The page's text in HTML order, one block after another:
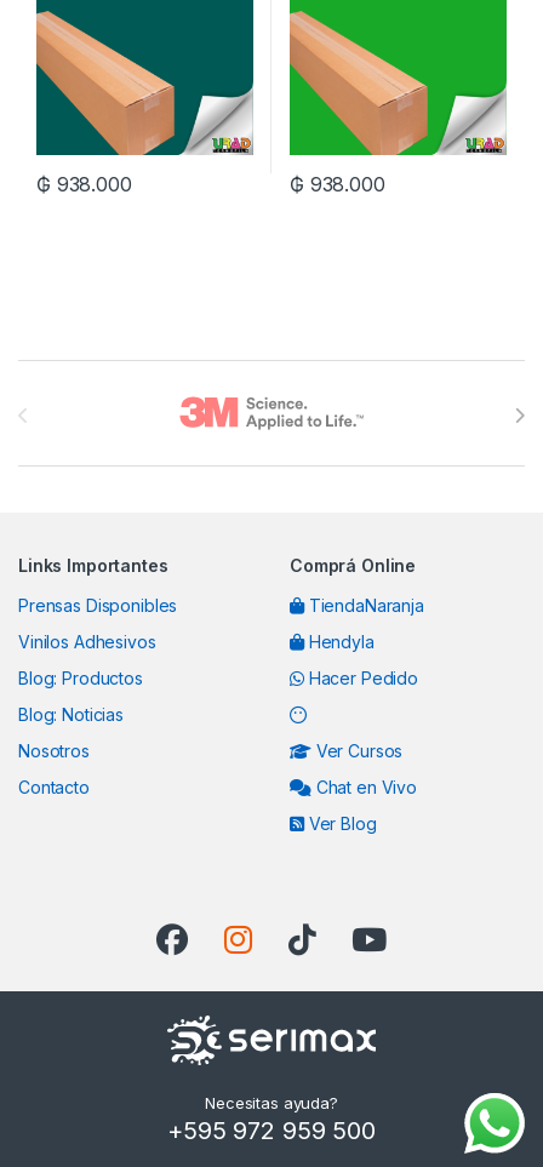
₲ 938.000 ₲ 938.000
Links Importantes
Prensas Disponibles
Vinilos Adhesivos
Blog: Productos
Blog: Noticias
Nosotros
Contacto
Comprá Online
TiendaNaranja
Hendyla
Hacer Pedido
Ver Cursos
Chat en Vivo
Ver Blog
Necesitas ayuda?
+595 972 959 500